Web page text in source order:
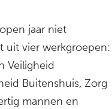
jaar niet
uit vier werkgroepen:
Veiligheid
Buitenshuis, Zorg
mannen en